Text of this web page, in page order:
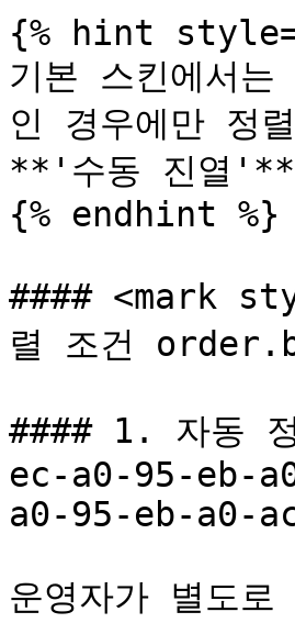
{% hint
기본 스킨에서
인 경우에만 정
**'수동 진열'**
{% endhint %}
#### <mark
렬 조건
#### 1. 자동
ec-a0-95-eb-
a0-95-eb-a0-
운영자가 별도